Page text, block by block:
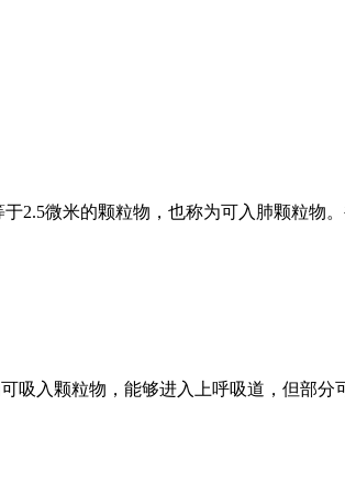
2.5微米的颗粒物，也称为可入肺颗粒
吸入颗粒物，能够进入上呼吸道，但部